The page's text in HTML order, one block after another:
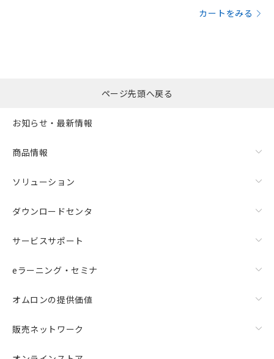
カートをみる
ページ先頭へ戻る
お知らせ・最新情報
商品情報
ソリューション
ダウンロードセンタ
サービスサポート
eラーニング・セミナ
オムロンの提供価値
販売ネットワーク